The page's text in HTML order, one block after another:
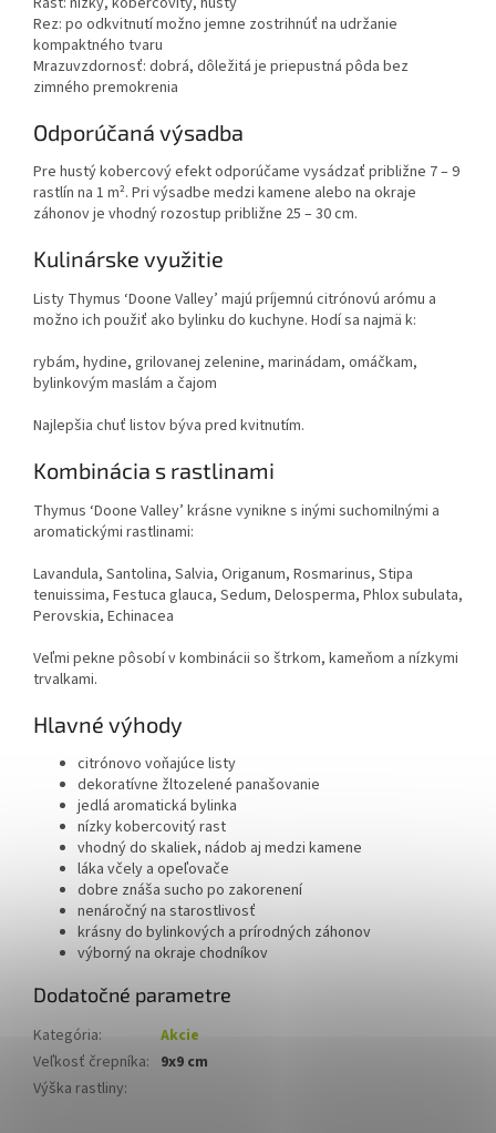
Rez: po odkvitnutí možno jemne zostrihnúť na udržanie
kompaktného tvaru
Mrazuvzdornosť: dobrá, dôležitá je priepustná pôda bez
zimného premokrenia
Odporúčaná výsadba
Pre hustý kobercový efekt odporúčame vysádzať približne 7 – 9
rastlín na 1 m². Pri výsadbe medzi kamene alebo na okraje
záhonov je vhodný rozostup približne 25 – 30 cm.
Kulinárske využitie
Listy Thymus ‘Doone Valley’ majú príjemnú citrónovú arómu a
možno ich použiť ako bylinku do kuchyne. Hodí sa najmä k:
rybám, hydine, grilovanej zelenine, marinádam, omáčkam,
bylinkovým maslám a čajom
Najlepšia chuť listov býva pred kvitnutím.
Kombinácia s rastlinami
Thymus ‘Doone Valley’ krásne vynikne s inými suchomilnými a
aromatickými rastlinami:
Lavandula, Santolina, Salvia, Origanum, Rosmarinus, Stipa
tenuissima, Festuca glauca, Sedum, Delosperma, Phlox subulata,
Perovskia, Echinacea
Veľmi pekne pôsobí v kombinácii so štrkom, kameňom a nízkymi
trvalkami.
Hlavné výhody
citrónovo voňajúce listy
dekoratívne žltozelené panašovanie
jedlá aromatická bylinka
nízky kobercovitý rast
vhodný do skaliek, nádob aj medzi kamene
láka včely a opeľovače
dobre znáša sucho po zakorenení
nenáročný na starostlivosť
krásny do bylinkových a prírodných záhonov
výborný na okraje chodníkov
Dodatočné parametre
Kategória:
Akcie
Veľkosť črepníka: 9x9 cm
Výška rastliny: